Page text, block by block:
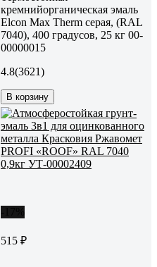
кремнийорганическая эмаль
Elcon Max Therm серая, (RAL
7040), 400 градусов, 25 кг 00-
00000015
4.8(3621)
В корзину
515 ₽